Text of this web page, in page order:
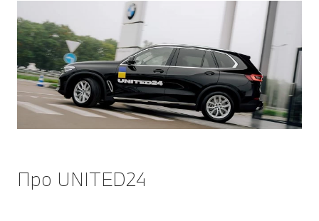
Про UNITED24